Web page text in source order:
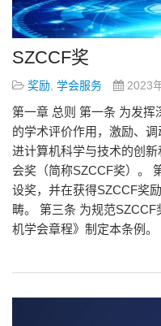
SZCCF奖
奖励 学会服务 2023
第一章 总则 第一条 为发挥
的学术评价作用，激励、
进计算机科学与技术的创
会奖（简称SZCCF奖）。
设奖，并在获得SZCCF奖
畴。 第三条 为规范
机学会章程》制定本条例